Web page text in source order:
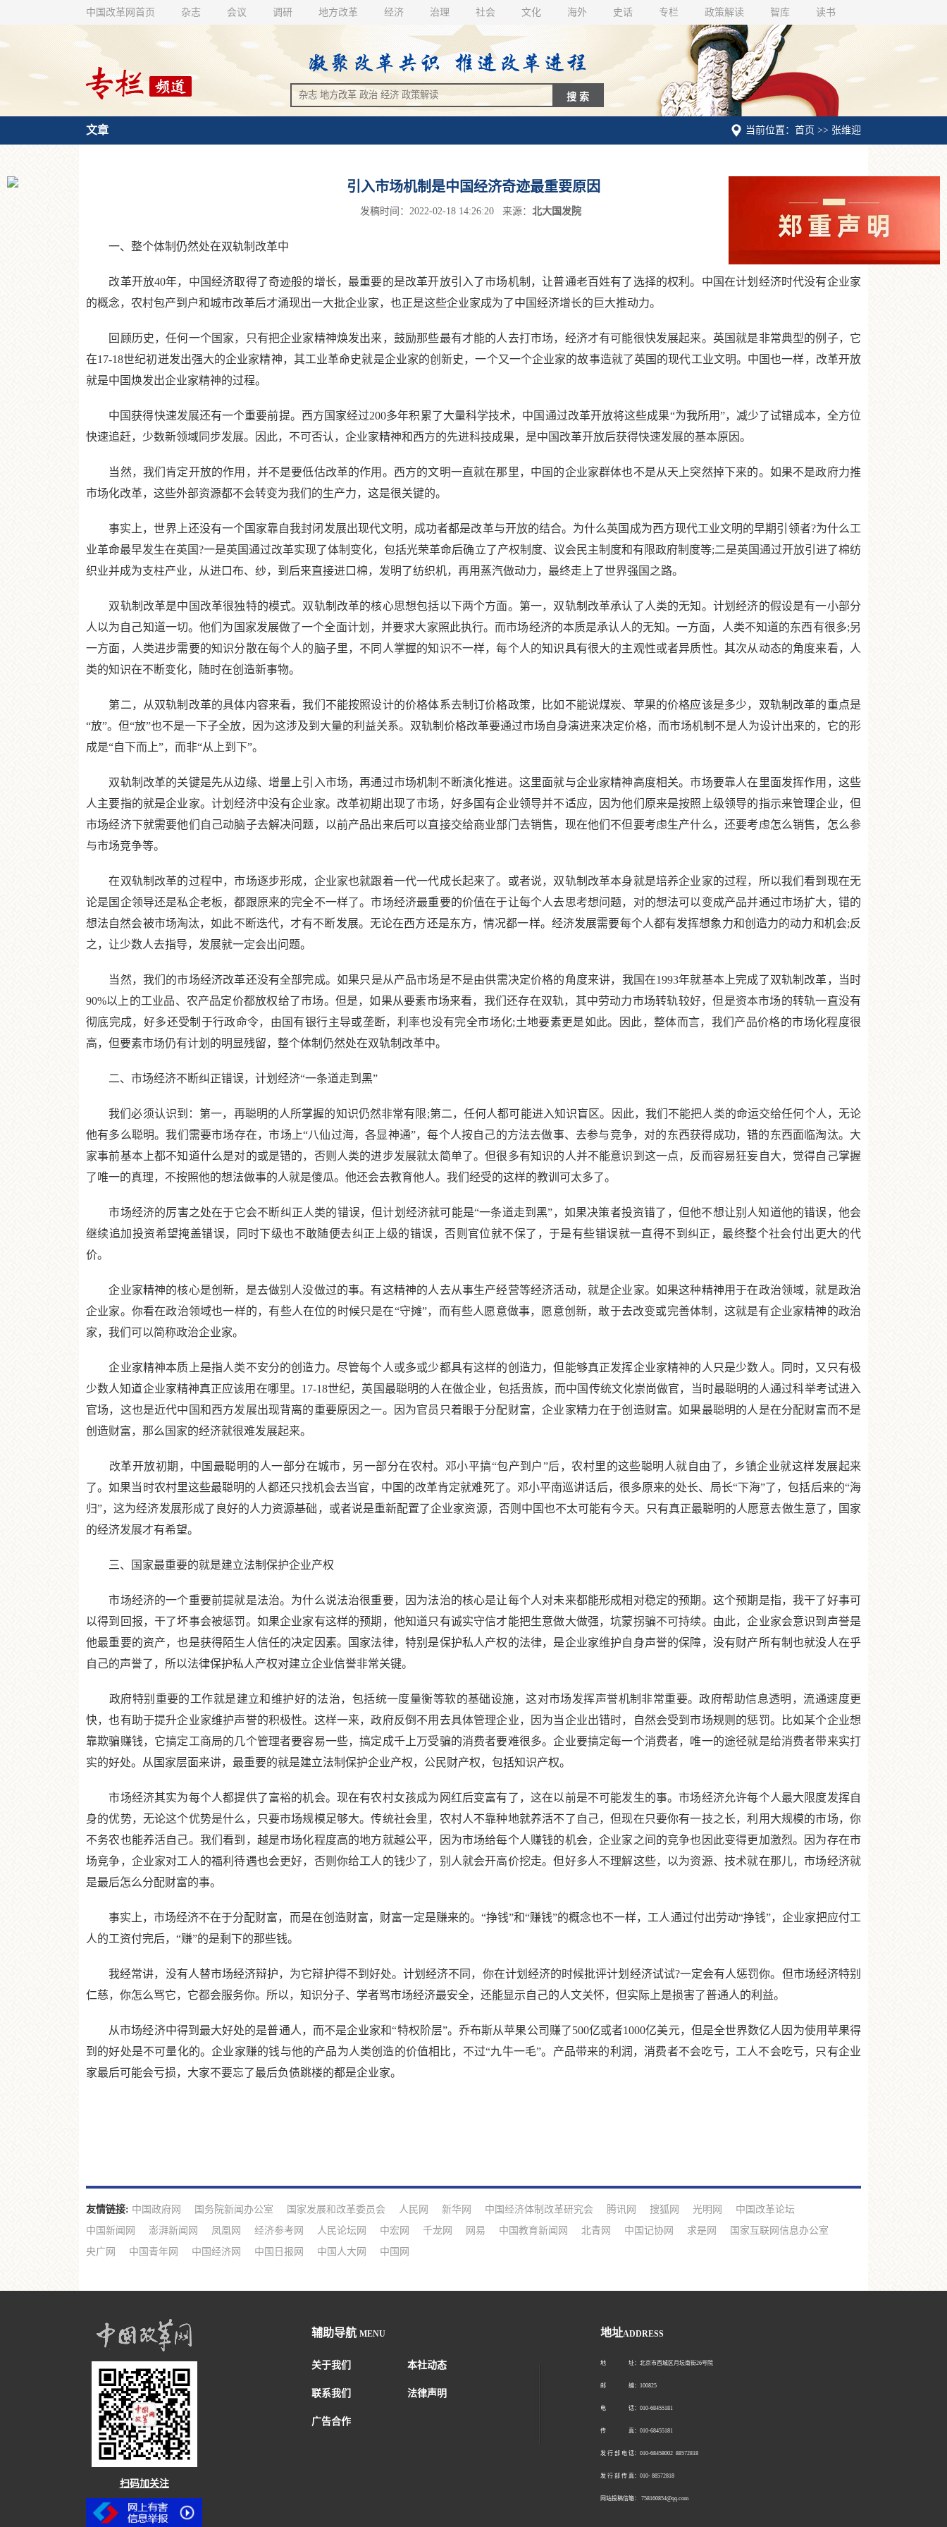
中国改革网首页 杂志 会议 调研 地方改革 经济 治理 社会 文化 海外 史话 专栏 政策解读 智库 读书
当前位置：首页 >> 张维迎
文章
引入市场机制是中国经济奇迹最重要原因
发稿时间：2022-02-18 14:26:20 来源： 北大国发院
一、整个体制仍然处在双轨制改革中
改革开放40年，中国经济取得了奇迹般的增长，最重要的是改革开放引入了市场机制，让普通老百姓有了选择的权利。中国在计划经济时代没有企业家
的概念，农村包产到户和城市改革后才涌现出一大批企业家，也正是这些企业家成为了中国经济增长的巨大推动力。
回顾历史，任何一个国家，只有把企业家精神焕发出来，鼓励那些最有才能的人去打市场，经济才有可能很快发展起来。英国就是非常典型的例子，它
在17-18世纪初迸发出强大的企业家精神，其工业革命史就是企业家的创新史，一个又一个企业家的故事造就了英国的现代工业文明。中国也一样，改革开放
就是中国焕发出企业家精神的过程。
中国获得快速发展还有一个重要前提。西方国家经过200多年积累了大量科学技术，中国通过改革开放将这些成果“为我所用”，减少了试错成本，全方位
快速追赶，少数新领域同步发展。因此，不可否认，企业家精神和西方的先进科技成果，是中国改革开放后获得快速发展的基本原因。
当然，我们肯定开放的作用，并不是要低估改革的作用。西方的文明一直就在那里，中国的企业家群体也不是从天上突然掉下来的。如果不是政府力推
市场化改革，这些外部资源都不会转变为我们的生产力，这是很关键的。
事实上，世界上还没有一个国家靠自我封闭发展出现代文明，成功者都是改革与开放的结合。为什么英国成为西方现代工业文明的早期引领者?为什么工
业革命最早发生在英国?一是英国通过改革实现了体制变化，包括光荣革命后确立了产权制度、议会民主制度和有限政府制度等;二是英国通过开放引进了棉纺
织业并成为支柱产业，从进口布、纱，到后来直接进口棉，发明了纺织机，再用蒸汽做动力，最终走上了世界强国之路。
双轨制改革是中国改革很独特的模式。双轨制改革的核心思想包括以下两个方面。第一，双轨制改革承认了人类的无知。计划经济的假设是有一小部分
人以为自己知道一切。他们为国家发展做了一个全面计划，并要求大家照此执行。而市场经济的本质是承认人的无知。一方面，人类不知道的东西有很多;另
一方面，人类进步需要的知识分散在每个人的脑子里，不同人掌握的知识不一样，每个人的知识具有很大的主观性或者异质性。其次从动态的角度来看，人
类的知识在不断变化，随时在创造新事物。
第二，从双轨制改革的具体内容来看，我们不能按照设计的价格体系去制订价格政策，比如不能说煤炭、苹果的价格应该是多少，双轨制改革的重点是
“放”。但“放”也不是一下子全放，因为这涉及到大量的利益关系。双轨制价格改革要通过市场自身演进来决定价格，而市场机制不是人为设计出来的，它的形
成是“自下而上”，而非“从上到下”。
双轨制改革的关键是先从边缘、增量上引入市场，再通过市场机制不断演化推进。这里面就与企业家精神高度相关。市场要靠人在里面发挥作用，这些
人主要指的就是企业家。计划经济中没有企业家。改革初期出现了市场，好多国有企业领导并不适应，因为他们原来是按照上级领导的指示来管理企业，但
市场经济下就需要他们自己动脑子去解决问题，以前产品出来后可以直接交给商业部门去销售，现在他们不但要考虑生产什么，还要考虑怎么销售，怎么参
与市场竞争等。
在双轨制改革的过程中，市场逐步形成，企业家也就跟着一代一代成长起来了。或者说，双轨制改革本身就是培养企业家的过程，所以我们看到现在无
论是国企领导还是私企老板，都跟原来的完全不一样了。市场经济最重要的价值在于让每个人去思考想问题，对的想法可以变成产品并通过市场扩大，错的
想法自然会被市场淘汰，如此不断迭代，才有不断发展。无论在西方还是东方，情况都一样。经济发展需要每个人都有发挥想象力和创造力的动力和机会;反
之，让少数人去指导，发展就一定会出问题。
当然，我们的市场经济改革还没有全部完成。如果只是从产品市场是不是由供需决定价格的角度来讲，我国在1993年就基本上完成了双轨制改革，当时
90%以上的工业品、农产品定价都放权给了市场。但是，如果从要素市场来看，我们还存在双轨，其中劳动力市场转轨较好，但是资本市场的转轨一直没有
彻底完成，好多还受制于行政命令，由国有银行主导或垄断，利率也没有完全市场化;土地要素更是如此。因此，整体而言，我们产品价格的市场化程度很
高，但要素市场仍有计划的明显残留，整个体制仍然处在双轨制改革中。
二、市场经济不断纠正错误，计划经济“一条道走到黑”
我们必须认识到：第一，再聪明的人所掌握的知识仍然非常有限;第二，任何人都可能进入知识盲区。因此，我们不能把人类的命运交给任何个人，无论
他有多么聪明。我们需要市场存在，市场上“八仙过海，各显神通”，每个人按自己的方法去做事、去参与竞争，对的东西获得成功，错的东西面临淘汰。大
家事前基本上都不知道什么是对的或是错的，否则人类的进步发展就太简单了。但很多有知识的人并不能意识到这一点，反而容易狂妄自大，觉得自己掌握
了唯一的真理，不按照他的想法做事的人就是傻瓜。他还会去教育他人。我们经受的这样的教训可太多了。
市场经济的厉害之处在于它会不断纠正人类的错误，但计划经济就可能是“一条道走到黑”，如果决策者投资错了，但他不想让别人知道他的错误，他会
继续追加投资希望掩盖错误，同时下级也不敢随便去纠正上级的错误，否则官位就不保了，于是有些错误就一直得不到纠正，最终整个社会付出更大的代
价。
企业家精神的核心是创新，是去做别人没做过的事。有这精神的人去从事生产经营等经济活动，就是企业家。如果这种精神用于在政治领域，就是政治
企业家。你看在政治领域也一样的，有些人在位的时候只是在“守摊”，而有些人愿意做事，愿意创新，敢于去改变或完善体制，这就是有企业家精神的政治
家，我们可以简称政治企业家。
企业家精神本质上是指人类不安分的创造力。尽管每个人或多或少都具有这样的创造力，但能够真正发挥企业家精神的人只是少数人。同时，又只有极
少数人知道企业家精神真正应该用在哪里。17-18世纪，英国最聪明的人在做企业，包括贵族，而中国传统文化崇尚做官，当时最聪明的人通过科举考试进入
官场，这也是近代中国和西方发展出现背离的重要原因之一。因为官员只着眼于分配财富，企业家精力在于创造财富。如果最聪明的人是在分配财富而不是
创造财富，那么国家的经济就很难发展起来。
改革开放初期，中国最聪明的人一部分在城市，另一部分在农村。邓小平搞“包产到户”后，农村里的这些聪明人就自由了，乡镇企业就这样发展起来
了。如果当时农村里这些最聪明的人都还只找机会去当官，中国的改革肯定就难死了。邓小平南巡讲话后，很多原来的处长、局长“下海”了，包括后来的“海
归”，这为经济发展形成了良好的人力资源基础，或者说是重新配置了企业家资源，否则中国也不太可能有今天。只有真正最聪明的人愿意去做生意了，国家
的经济发展才有希望。
三、国家最重要的就是建立法制保护企业产权
市场经济的一个重要前提就是法治。为什么说法治很重要，因为法治的核心是让每个人对未来都能形成相对稳定的预期。这个预期是指，我干了好事可
以得到回报，干了坏事会被惩罚。如果企业家有这样的预期，他知道只有诚实守信才能把生意做大做强，坑蒙拐骗不可持续。由此，企业家会意识到声誉是
他最重要的资产，也是获得陌生人信任的决定因素。国家法律，特别是保护私人产权的法律，是企业家维护自身声誉的保障，没有财产所有制也就没人在乎
自己的声誉了，所以法律保护私人产权对建立企业信誉非常关键。
政府特别重要的工作就是建立和维护好的法治，包括统一度量衡等软的基础设施，这对市场发挥声誉机制非常重要。政府帮助信息透明，流通速度更
快，也有助于提升企业家维护声誉的积极性。这样一来，政府反倒不用去具体管理企业，因为当企业出错时，自然会受到市场规则的惩罚。比如某个企业想
靠欺骗赚钱，它搞定工商局的几个管理者要容易一些，搞定成千上万受骗的消费者要难很多。企业要搞定每一个消费者，唯一的途径就是给消费者带来实打
实的好处。从国家层面来讲，最重要的就是建立法制保护企业产权，公民财产权，包括知识产权。
市场经济其实为每个人都提供了富裕的机会。现在有农村女孩成为网红后变富有了，这在以前是不可能发生的事。市场经济允许每个人最大限度发挥自
身的优势，无论这个优势是什么，只要市场规模足够大。传统社会里，农村人不靠种地就养活不了自己，但现在只要你有一技之长，利用大规模的市场，你
不务农也能养活自己。我们看到，越是市场化程度高的地方就越公平，因为市场给每个人赚钱的机会，企业家之间的竞争也因此变得更加激烈。因为存在市
场竞争，企业家对工人的福利待遇也会更好，否则你给工人的钱少了，别人就会开高价挖走。但好多人不理解这些，以为资源、技术就在那儿，市场经济就
是最后怎么分配财富的事。
事实上，市场经济不在于分配财富，而是在创造财富，财富一定是赚来的。“挣钱”和“赚钱”的概念也不一样，工人通过付出劳动“挣钱”，企业家把应付工
人的工资付完后，“赚”的是剩下的那些钱。
我经常讲，没有人替市场经济辩护，为它辩护得不到好处。计划经济不同，你在计划经济的时候批评计划经济试试?一定会有人惩罚你。但市场经济特别
仁慈，你怎么骂它，它都会服务你。所以，知识分子、学者骂市场经济最安全，还能显示自己的人文关怀，但实际上是损害了普通人的利益。
从市场经济中得到最大好处的是普通人，而不是企业家和“特权阶层”。乔布斯从苹果公司赚了500亿或者1000亿美元，但是全世界数亿人因为使用苹果得
到的好处是不可量化的。企业家赚的钱与他的产品为人类创造的价值相比，不过“九牛一毛”。产品带来的利润，消费者不会吃亏，工人不会吃亏，只有企业
家最后可能会亏损，大家不要忘了最后负债跳楼的都是企业家。
友情链接: 中国政府网 国务院新闻办公室 国家发展和改革委员会 人民网 新华网 中国经济体制改革研究会 腾讯网 搜狐网 光明网
中国改革论坛
中国新闻网
澎湃新闻网 凤凰网 经济参考网 人民论坛网 中宏网 千龙网 网易 中国教育新闻网 北青网 中国记协网 求是网
国家互联网信息办公室
央广网
中国青年网 中国经济网 中国日报网 中国人大网 中国网
扫码加关注
辅助导航 MENU
关于我们 本社动态
联系我们 法律声明
广告合作
地址ADDRESS
地 址：北京市西城区月坛南街26号院
邮 编：100825
电 话：010-68455181
传 真：010-68455181
发 行 部 电 话：010-68458002 88572818
发 行 部 传 真：010- 88572818
网站投稿信箱： 758160854@qq.com